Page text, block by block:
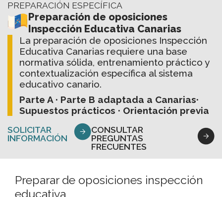
PREPARACIÓN ESPECÍFICA
Preparación de oposiciones
Inspección Educativa Canarias
La preparación de oposiciones Inspección
Educativa Canarias requiere una base
normativa sólida, entrenamiento práctico y
contextualización específica al sistema
educativo canario.
Parte A · Parte B adaptada a Canarias·
Supuestos prácticos · Orientación previa
SOLICITAR
INFORMACIÓN
CONSULTAR
PREGUNTAS
FRECUENTES
Preparar de oposiciones inspección
educativa